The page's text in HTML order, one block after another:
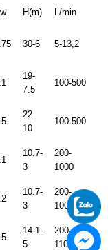
H(m) L/min
30-6 5-13,2
19-
7.5
100-500
22-
10
100-500
10.7-
3
200-
1000
10.7-
3
200-
1000
14.1-
5
200-
1100